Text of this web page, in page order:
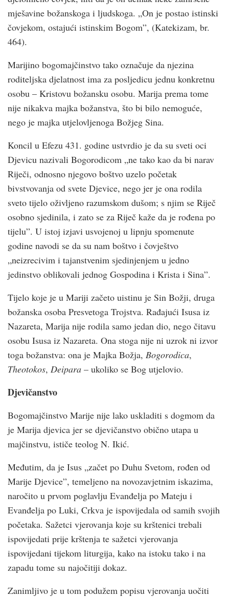
mješavine božanskoga i ljudskoga. „On je postao istinski
čovjekom, ostajući istinskim Bogom”, (Katekizam, br.
464).
Marijino bogomajčinstvo tako označuje da njezina
roditeljska djelatnost ima za posljedicu jednu konkretnu
osobu – Kristovu božansku osobu. Marija prema tome
nije nikakva majka božanstva, što bi bilo nemoguće,
nego je majka utjelovljenoga Božjeg Sina.
Koncil u Efezu 431. godine ustvrdio je da su sveti oci
Djevicu nazivali Bogorodicom „ne tako kao da bi narav
Riječi, odnosno njegovo boštvo uzelo početak
bivstvovanja od svete Djevice, nego jer je ona rodila
sveto tijelo oživljeno razumskom dušom; s njim se Riječ
osobno sjedinila, i zato se za Riječ kaže da je rođena po
tijelu”. U istoj izjavi usvojenoj u lipnju spomenute
godine navodi se da su nam boštvo i čovještvo
„neizrecivim i tajanstvenim sjedinjenjem u jedno
jedinstvo oblikovali jednog Gospodina i Krista i Sina”.
Tijelo koje je u Mariji začeto uistinu je Sin Božji, druga
božanska osoba Presvetoga Trojstva. Rađajući Isusa iz
Nazareta, Marija nije rodila samo jedan dio, nego čitavu
osobu Isusa iz Nazareta. Ona stoga nije ni uzrok ni izvor
toga božanstva: ona je Majka Božja, Bogorodica,
Theotokos, Deipara – ukoliko se Bog utjelovio.
Djevičanstvo
Bogomajčinstvo Marije nije lako uskladiti s dogmom da
je Marija djevica jer se djevičanstvo obično utapa u
majčinstvu, ističe teolog N. Ikić.
Međutim, da je Isus „začet po Duhu Svetom, rođen od
Marije Djevice”, temeljeno na novozavjetnim iskazima,
naročito u prvom poglavlju Evanđelja po Mateju i
Evanđelja po Luki, Crkva je ispovijedala od samih svojih
početaka. Sažetci vjerovanja koje su krštenici trebali
ispovijedati prije krštenja te sažetci vjerovanja
ispovijedani tijekom liturgija, kako na istoku tako i na
zapadu tome su najočitiji dokaz.
Zanimljivo je u tom podužem popisu vjerovanja uočiti